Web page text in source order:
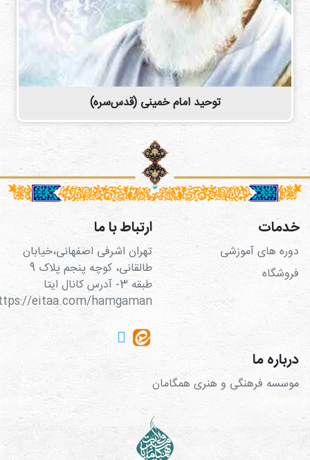
توحید امام خمینی (قدس‌سره)
خدمات
دوره های آموزشی
فروشگاه
ارتباط با ما
تهران اشرفی اصفهانی،خیابان
طالقانی، کوچه پنجم پلاک 9
طبقه 3- آدرس کانال ایتا
https://eitaa.com/hamgaman
درباره ما
موسسه فرهنگی و هنری همگامان